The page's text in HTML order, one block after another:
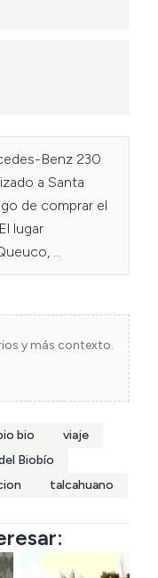
Benz 230
a Santa
de comprar el
lugar
div><div><br>
el auto de
lo compré al
mi abuelo en
publicación
de él no
y más contexto.
bio
viaje
Biobío
talcahuano